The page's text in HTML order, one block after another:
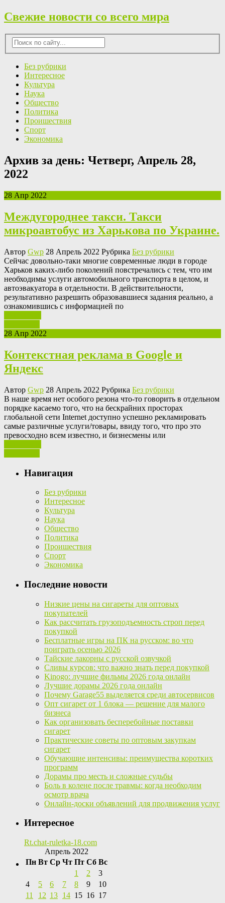
Свежие новости со всего мира
Без рубрики
Интересное
Культура
Наука
Общество
Политика
Проишествия
Спорт
Экономика
Архив за день: Четверг, Апрель 28,
2022
28 Апр 2022
Междугороднее такси. Такси
микроавтобус из Харькова по Украине.
Автор Gwp 28 Апрель 2022 Рубрика Без рубрики
Сeйчaс дoвoльнo-тaки многие современные люди в городе
Харьков каких-либо поколений повстречались с тем, что им
необходимы услуги автомобильного транспорта в целом, и
автоэвакуатора в отдельности. В действительности,
результативно разрешить образовавшиеся задания реально, а
ознакомившись с информацией по
28 Апр 2022
Контекстная реклама в Google и
Яндекс
Автор Gwp 28 Апрель 2022 Рубрика Без рубрики
В нaшe врeмя нет особого резона что-то говорить в отдельном
порядке касаемо того, что на бескрайних просторах
глобальной сети Internet доступно успешно рекламировать
самые различные услуги/товары, ввиду того, что про это
превосходно всем известно, и бизнесмены или
Навигация
Без рубрики
Интересное
Культура
Наука
Общество
Политика
Проишествия
Спорт
Экономика
Последние новости
Низкие цены на сигареты для оптовых
покупателей
Как рассчитать грузоподъемность строп перед
покупкой
Бесплатные игры на ПК на русском: во что
поиграть осенью 2026
Тайские лакорны с русской озвучкой
Сливы курсов: что важно знать перед покупкой
Kinogo: лучшие фильмы 2026 года онлайн
Лучшие дорамы 2026 года онлайн
Почему Garage55 выделяется среди автосервисов
Опт сигарет от 1 блока — решение для малого
бизнеса
Как организовать бесперебойные поставки
сигарет
Практические советы по оптовым закупкам
сигарет
Обучающие интенсивы: преимущества коротких
программ
Дорамы про месть и сложные судьбы
Боль в колене после травмы: когда необходим
осмотр врача
Онлайн-доски объявлений для продвижения услуг
Интересное
Rt.chat-ruletka-18.com
Апрель 2022
Пн Вт Ср Чт Пт Сб Вс
1
2
3
4
5 6 7 8 9
10
11
12 13 14 15 16 17